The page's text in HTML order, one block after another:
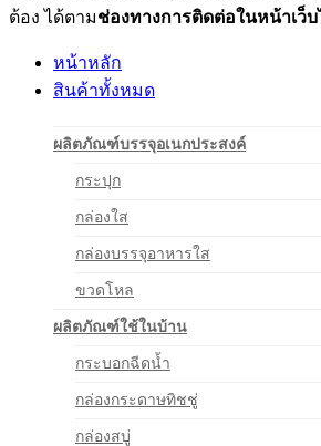
ต้อง ได้ตามช่องทางการติดต่อในหน้าเว็
หน้าหลัก
สินค้าทั้งหมด
ผลิตภัณฑ์บรรจุอเนกประสงค์
กระปุก
กล่องใส
กล่องบรรจุอาหารใส
ขวดโหล
ผลิตภัณฑ์ใช้ในบ้าน
กระบอกฉีดน้ำ
กล่องกระดาษทิชชู่
กล่องสบู่